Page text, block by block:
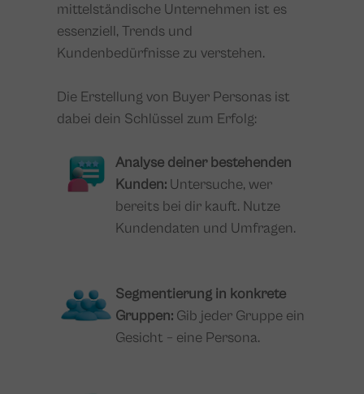
mittelständische Unternehmen ist es
essenziell, Trends und
Kundenbedürfnisse zu verstehen.
Die Erstellung von Buyer Personas ist
dabei dein Schlüssel zum Erfolg:
Analyse deiner bestehenden
Kunden: Untersuche, wer
bereits bei dir kauft. Nutze
Kundendaten und Umfragen.
Segmentierung in konkrete
Gruppen: Gib jeder Gruppe ein
Gesicht – eine Persona.